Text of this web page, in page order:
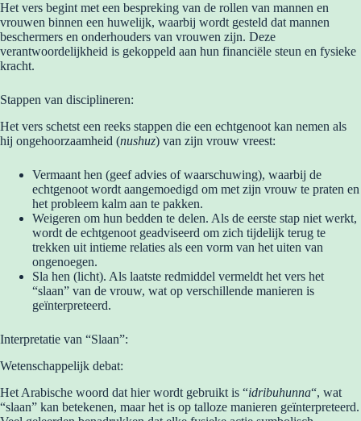
Het vers begint met een bespreking van de rollen van mannen en
vrouwen binnen een huwelijk, waarbij wordt gesteld dat mannen
beschermers en onderhouders van vrouwen zijn. Deze
verantwoordelijkheid is gekoppeld aan hun financiële steun en fysieke
kracht.
Stappen van disciplineren:
Het vers schetst een reeks stappen die een echtgenoot kan nemen als
hij ongehoorzaamheid (nushuz) van zijn vrouw vreest:
Vermaant hen (geef advies of waarschuwing), waarbij de
echtgenoot wordt aangemoedigd om met zijn vrouw te praten en
het probleem kalm aan te pakken.
Weigeren om hun bedden te delen. Als de eerste stap niet werkt,
wordt de echtgenoot geadviseerd om zich tijdelijk terug te
trekken uit intieme relaties als een vorm van het uiten van
ongenoegen.
Sla hen (licht). Als laatste redmiddel vermeldt het vers het
“slaan” van de vrouw, wat op verschillende manieren is
geïnterpreteerd.
Interpretatie van “Slaan”:
Wetenschappelijk debat:
Het Arabische woord dat hier wordt gebruikt is “idribuhunna“, wat
“slaan” kan betekenen, maar het is op talloze manieren geïnterpreteerd.